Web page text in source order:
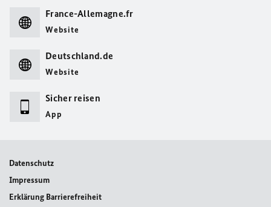
France-Allemagne.fr
Website
Deutschland.de
Website
Sicher reisen
App
Datenschutz
Impressum
Erklärung Barrierefreiheit